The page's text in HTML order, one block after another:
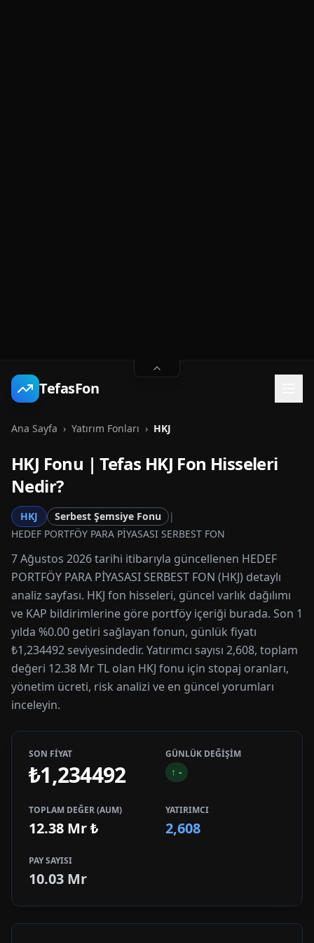
TefasFon
Ana Sayfa › Yatırım Fonları › HKJ
HKJ Fonu | Tefas HKJ Fon Hisseleri
Nedir?
HKJ Serbest Şemsiye Fonu
|
HEDEF PORTFÖY PARA PİYASASI SERBEST FON
7 Ağustos 2026 tarihi itibarıyla güncellenen HEDEF
PORTFÖY PARA PİYASASI SERBEST FON (HKJ) detaylı
analiz sayfası. HKJ fon hisseleri, güncel varlık dağılımı
ve KAP bildirimlerine göre portföy içeriği burada. Son 1
yılda %0.00 getiri sağlayan fonun, günlük fiyatı
₺1,234492 seviyesindedir. Yatırımcı sayısı 2,608, toplam
değeri 12.38 Mr TL olan HKJ fonu için stopaj oranları,
yönetim ücreti, risk analizi ve en güncel yorumları
inceleyin.
SON FİYAT
₺1,234492
GÜNLÜK DEĞİŞİM
↑ -
TOPLAM DEĞER (AUM)
12.38 Mr₺
YATIRIMCI
2,608
PAY SAYISI
10.03 Mr